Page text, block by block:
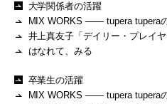
大学関係者の活躍
MIX WORKS —— tupera tupera
井上真友子「デイリー・プレイヤ
はなれて、みる
卒業生の活躍
MIX WORKS —— tupera tupera